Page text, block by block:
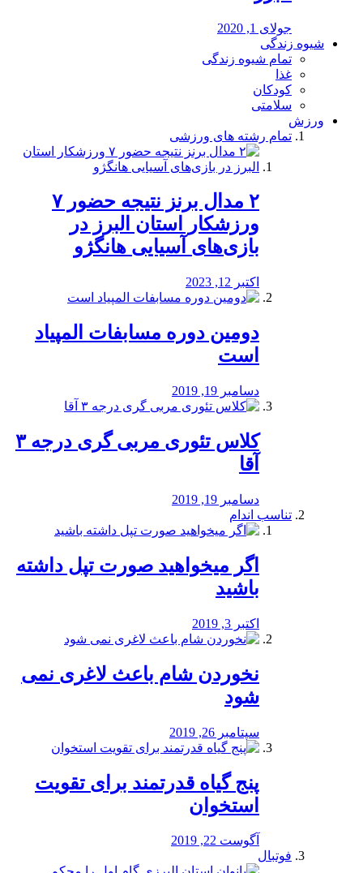
جولای 1, 2020
شیوه زندگی
تمام شیوه زندگی
غذا
کودکان
سلامتی
ورزش
تمام رشته های ورزشی
۲ مدال برنز نتیجه حضور ۷
ورزشکار استان البرز در
بازی‌های آسیایی هانگژو
اکتبر 12, 2023
دومین دوره مسابفات المپیاد
است
دسامبر 19, 2019
کلاس تئوری مربی گری درجه ۳
آقا
دسامبر 19, 2019
تناسب اندام
اگر میخواهید صورت تپل داشته
باشید
اکتبر 3, 2019
نخوردن شام باعث لاغری نمی
‌شود
سپتامبر 26, 2019
پنج گیاه قدرتمند برای تقویت
استخوان
آگوست 22, 2019
فوتبال